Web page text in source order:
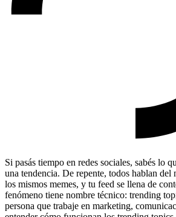
Si pasás tiempo en redes sociales, sabés lo
una tendencia. De repente, todos hablan del
los mismos memes, y tu feed se llena de
fenómeno tiene nombre técnico: trending
persona que trabaje en marketing,